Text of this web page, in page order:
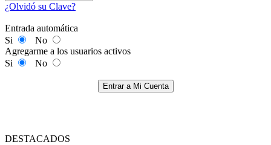
¿Olvidó su Clave?
Entrada automática
Si
No
Agregarme a los usuarios activos
Si
No
Entrar a Mi Cuenta
DESTACADOS